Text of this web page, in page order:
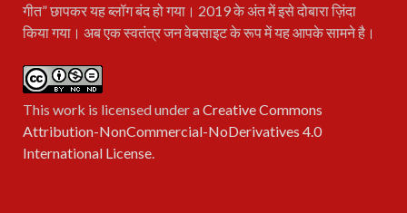
गीत” छापकर यह ब्लॉग बंद हो गया। 2019 के अंत में इसे दोबारा ज़िंदा
किया गया। अब एक स्वतंत्र जन वेबसाइट के रूप में यह आपके सामने है।
This work is licensed under aCreative Commons
Attribution-NonCommercial-NoDerivatives 4.0
International License.